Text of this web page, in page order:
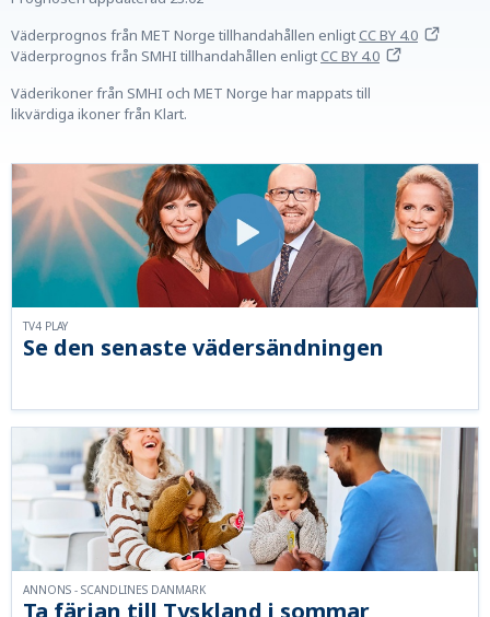
Väderprognos från MET Norge tillhandahållen enligtCC BY 4.0
Väderprognos från SMHI tillhandahållen enligtCC BY 4.0
Väderikoner från SMHI och MET Norge har mappats till
likvärdiga ikoner från Klart.
Se den senaste vädersändningen
TV4 PLAY
ANNONS - SCANDLINES DANMARK